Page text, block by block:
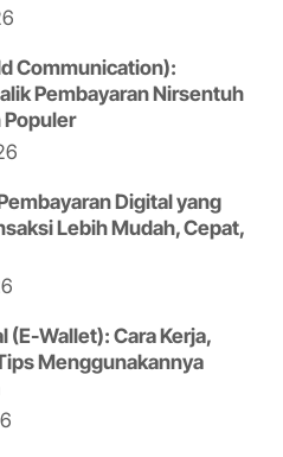
Communication):
Pembayaran Nirsentuh
Populer
Digital yang
Lebih Mudah, Cepat,
(E-Wallet): Cara Kerja,
Menggunakannya